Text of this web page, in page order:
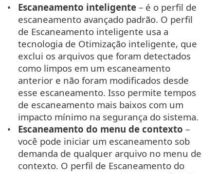
Escaneamento inteligente – é o perfil de
escaneamento avançado padrão. O perfil
de Escaneamento inteligente usa a
tecnologia de Otimização inteligente, que
exclui os arquivos que foram detectados
como limpos em um escaneamento
anterior e não foram modificados desde
esse escaneamento. Isso permite tempos
de escaneamento mais baixos com um
impacto mínimo na segurança do sistema.
Escaneamento do menu de contexto –
você pode iniciar um escaneamento sob
demanda de qualquer arquivo no menu de
contexto. O perfil de Escaneamento do